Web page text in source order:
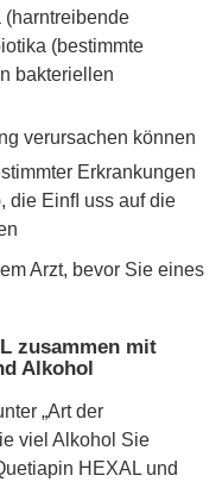
(bestimmte
bakteriellen
verursachen können
Erkrankungen
die Einﬂ uss auf die
Arzt, bevor Sie eines
zusammen mit
Alkohol
„Art der
viel Alkohol Sie
HEXAL und